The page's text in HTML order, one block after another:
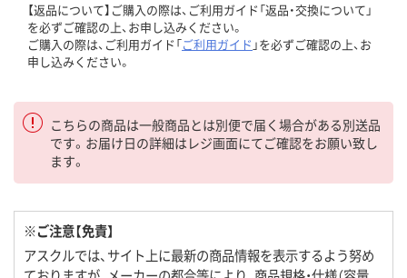
【返品について】ご購入の際は、ご利用ガイド「返品・交換について」
を必ずご確認の上、お申し込みください。
ご購入の際は、ご利用ガイド「ご利用ガイド 」を必ずご確認の上、お
申し込みください。
こちらの商品は一般商品とは別便で届く場合がある別送品
です。お届け日の詳細はレジ画面にてご確認をお願い致し
ます。
※ご注意【免責】
アスクルでは、サイト上に最新の商品情報を表示するよう努め